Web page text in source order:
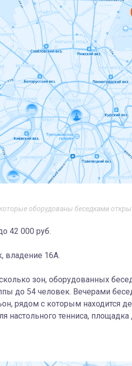
оборудованы беседками
42 000 руб.
владение 16А.
зон, оборудованных
до 54 человек. Вечерами
рядом с которым находится
настольного тенниса,